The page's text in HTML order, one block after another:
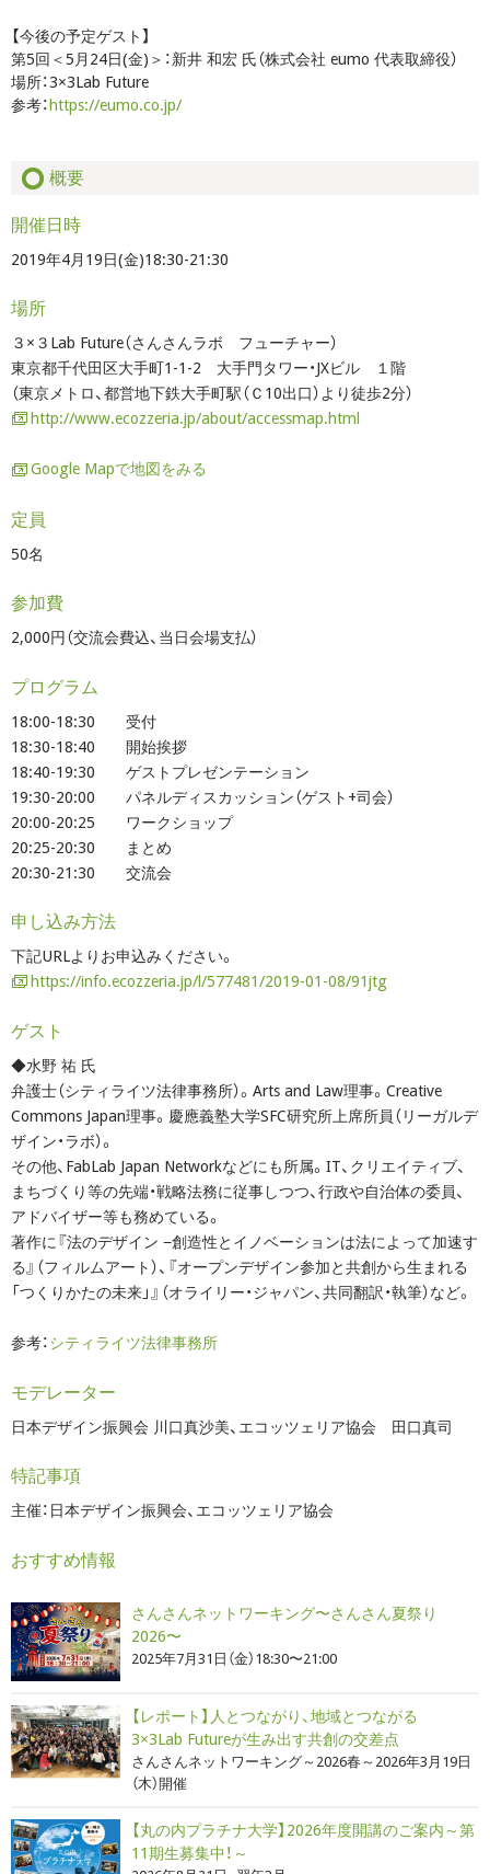
【今後の予定ゲスト】
第5回＜5月24日(金)＞：新井 和宏 氏（株式会社 eumo 代表取締役）
場所：3×3Lab Future
参考： https://eumo.co.jp/
概要
開催日時
2019年4月19日(金)18:30-21:30
場所
３×３Lab Future（さんさんラボ フューチャー）
東京都千代田区大手町1-1-2 大手門タワー・JXビル １階
（東京メトロ、都営地下鉄大手町駅（Ｃ10出口）より徒歩2分）
http://www.ecozzeria.jp/about/accessmap.html
Google Mapで地図をみる
定員
50名
参加費
2,000円（交流会費込、当日会場支払）
プログラム
18:00-18:30 受付
18:30-18:40 開始挨拶
18:40-19:30 ゲストプレゼンテーション
19:30-20:00 パネルディスカッション（ゲスト+司会）
20:00-20:25 ワークショップ
20:25-20:30 まとめ
20:30-21:30 交流会
申し込み方法
下記URLよりお申込みください。
https://info.ecozzeria.jp/l/577481/2019-01-08/91jtg
ゲスト
◆水野 祐 氏
弁護士（シティライツ法律事務所）。Arts and Law理事。Creative
Commons Japan理事。慶應義塾大学SFC研究所上席所員（リーガルデ
ザイン・ラボ）。
その他、FabLab Japan Networkなどにも所属。IT、クリエイティブ、
まちづくり等の先端・戦略法務に従事しつつ、行政や自治体の委員、
アドバイザー等も務めている。
著作に『法のデザイン −創造性とイノベーションは法によって加速す
る』（フィルムアート）、『オープンデザイン参加と共創から生まれる
「つくりかたの未来」』（オライリー・ジャパン、共同翻訳・執筆）など。
参考：シティライツ法律事務所
モデレーター
日本デザイン振興会 川口真沙美、エコッツェリア協会 田口真司
特記事項
主催：日本デザイン振興会、エコッツェリア協会
おすすめ情報
さんさんネットワーキング〜さんさん夏祭り
2026〜
2025年7月31日（金）18:30〜21:00
【レポート】人とつながり、地域とつながる
3×3Lab Futureが生み出す共創の交差点
さんさんネットワーキング～2026春～2026年3月19日
（木）開催
【丸の内プラチナ大学】2026年度開講のご案内～第
11期生募集中！～